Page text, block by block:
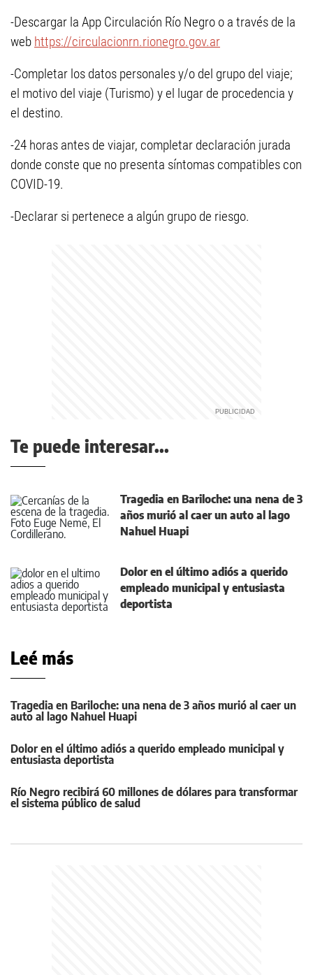
-Descargar la App Circulación Río Negro o a través de la
web https://circulacionrn.rionegro.gov.ar
-Completar los datos personales y/o del grupo del viaje;
el motivo del viaje (Turismo) y el lugar de procedencia y
el destino.
-24 horas antes de viajar, completar declaración jurada
donde conste que no presenta síntomas compatibles con
COVID-19.
-Declarar si pertenece a algún grupo de riesgo.
Te puede interesar...
Tragedia en Bariloche: una nena de 3
años murió al caer un auto al lago
Nahuel Huapi
Dolor en el último adiós a querido
empleado municipal y entusiasta
deportista
Leé más
Tragedia en Bariloche: una nena de 3 años murió al caer un
auto al lago Nahuel Huapi
Dolor en el último adiós a querido empleado municipal y
entusiasta deportista
Río Negro recibirá 60 millones de dólares para transformar
el sistema público de salud